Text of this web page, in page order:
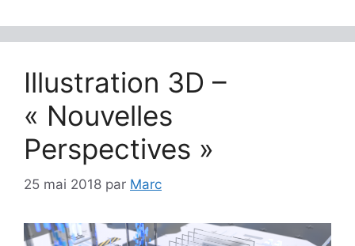
Illustration 3D –
« Nouvelles
Perspectives »
25 mai 2018 par Marc